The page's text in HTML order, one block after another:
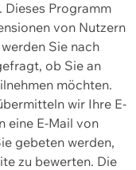
Dieses Programm
von Nutzern
Sie nach
ob Sie an
möchten.
wir Ihre E-
eine E-Mail von
gebeten werden,
zu bewerten. Die